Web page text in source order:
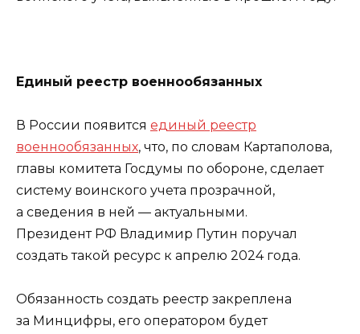
Единый реестр военнообязанных
В России появится единый реестр
военнообязанных, что, по словам Картаполова,
главы комитета Госдумы по обороне, сделает
систему воинского учета прозрачной,
а сведения в ней — актуальными.
Президент РФ Владимир Путин поручал
создать такой ресурс к апрелю 2024 года.
Обязанность создать реестр закреплена
за Минцифры, его оператором будет